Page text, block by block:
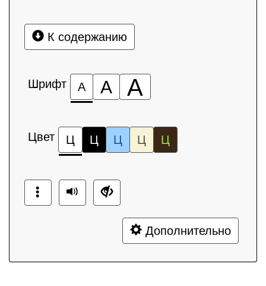
К содержанию
Шрифт А А А
Цвет Ц Ц Ц Ц Ц
Дополнительно